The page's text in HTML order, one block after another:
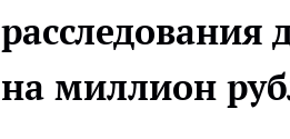
на миллион